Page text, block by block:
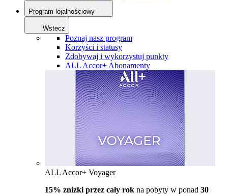
Program lojalnościowy
Wstecz
Poznaj nasz program
Korzyści i statusy
Zdobywaj i wykorzystuj punkty
ALL Accor+ Abonamenty
ALL Accor+ Voyager
15% znizki przez cały rok na pobyty w ponad 30